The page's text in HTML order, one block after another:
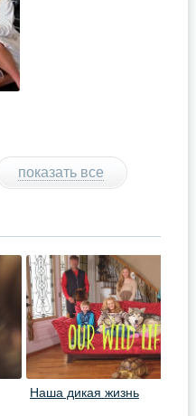
показать все
Наша дикая жизнь